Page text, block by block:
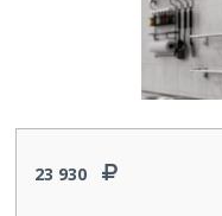
23 930